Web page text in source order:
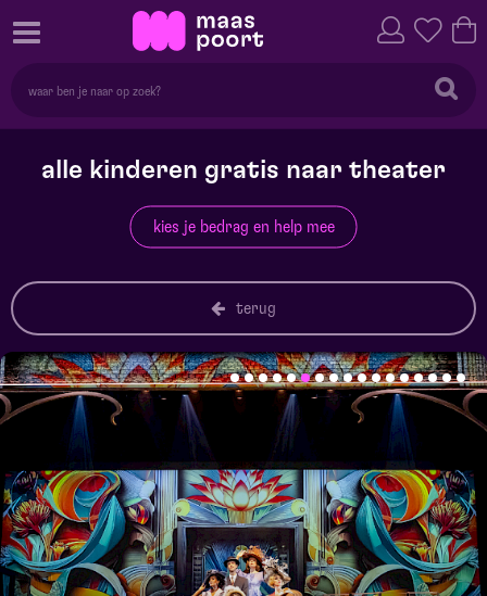
alle kinderen gratis naar theater
kies je bedrag en help mee
terug